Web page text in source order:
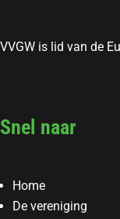
VVGW is lid van de
Snel naar
Home
De vereniging